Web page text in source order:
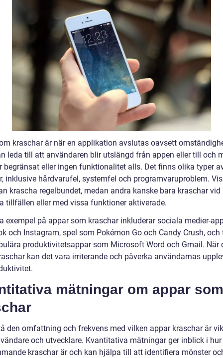
kraschar är när en applikation avslutas oavsett
leda till att användaren blir utslängd från appen eller till och
begränsat eller ingen funktionalitet alls. Det finns olika typer
inklusive hårdvarufel, systemfel och programvaruproblem.
krascha regelbundet, medan andra kanske bara kraschar vid
tillfällen eller med vissa funktioner aktiverade.
exempel på appar som kraschar inkluderar sociala medier-
och Instagram, spel som Pokémon Go och Candy Crush,
produktivitetsappar som Microsoft Word och Gmail. När
kan det vara irriterande och påverka användarnas
mätningar om appar som
den omfattning och frekvens med vilken appar kraschar är
och utvecklare. Kvantitativa mätningar ger inblick i
kraschar är och kan hjälpa till att identifiera mönster